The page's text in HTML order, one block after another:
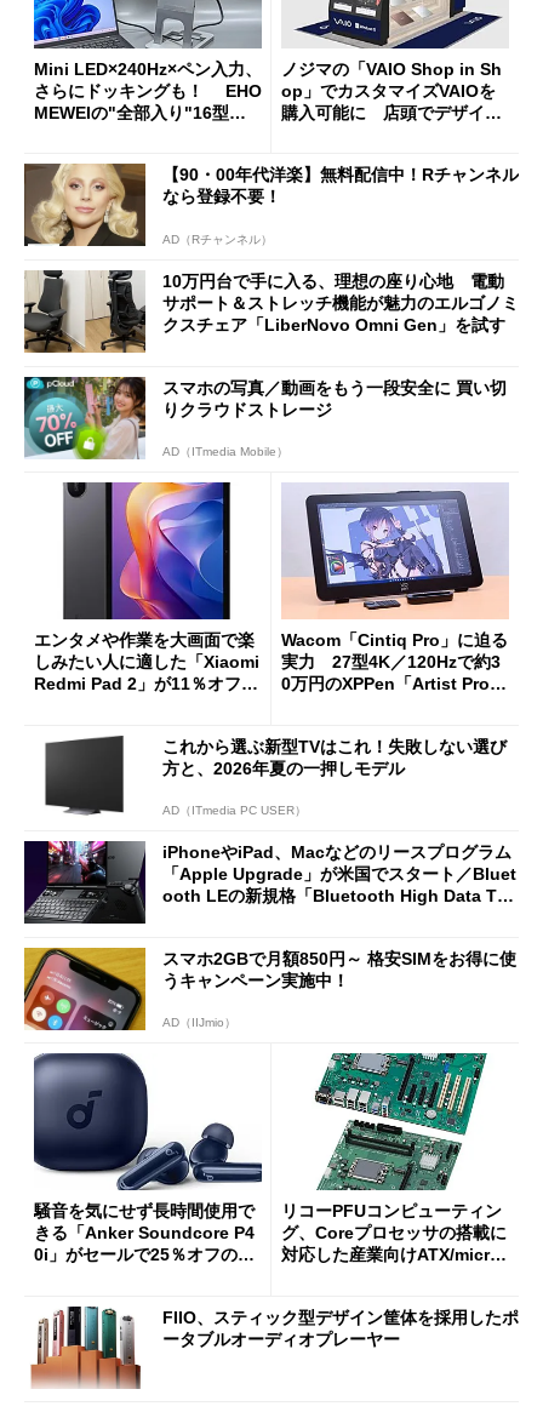
Mini LED×240Hz×ペン入力、
さらにドッキングも！ EHO
MEWEIの"全部入り"16型モ
ノジマの「VAIO Shop in Sh
op」でカスタマイズVAIOを
購入可能に 店頭でデザイン
【90・00年代洋楽】無料配信中！Rチャンネル
なら登録不要！
AD（Rチャンネル）
10万円台で手に入る、理想の座り心地 電動
サポート＆ストレッチ機能が魅力のエルゴノミ
クスチェア「LiberNovo Omni Gen」を試す
スマホの写真／動画をもう一段安全に 買い切
りクラウドストレージ
AD（ITmedia Mobile）
エンタメや作業を大画面で楽
しみたい人に適した「Xiaomi
Redmi Pad 2」が11％オフの
Wacom「Cintiq Pro」に迫る
実力 27型4K／120Hzで約3
0万円のXPPen「Artist Pro 2
これから選ぶ新型TVはこれ！失敗しない選び
方と、2026年夏の一押しモデル
AD（ITmedia PC USER）
iPhoneやiPad、Macなどのリースプログラム
「Apple Upgrade」が米国でスタート／Bluet
ooth LEの新規格「Bluetooth High Data Thr
スマホ2GBで月額850円～ 格安SIMをお得に使
うキャンペーン実施中！
AD（IIJmio）
騒音を気にせず長時間使用で
きる「Anker Soundcore P4
0i」がセールで25％オフの59
リコーPFUコンピューティン
グ、Coreプロセッサの搭載に
対応した産業向けATX/micro
FIIO、スティック型デザイン筐体を採用したポ
ータブルオーディオプレーヤー